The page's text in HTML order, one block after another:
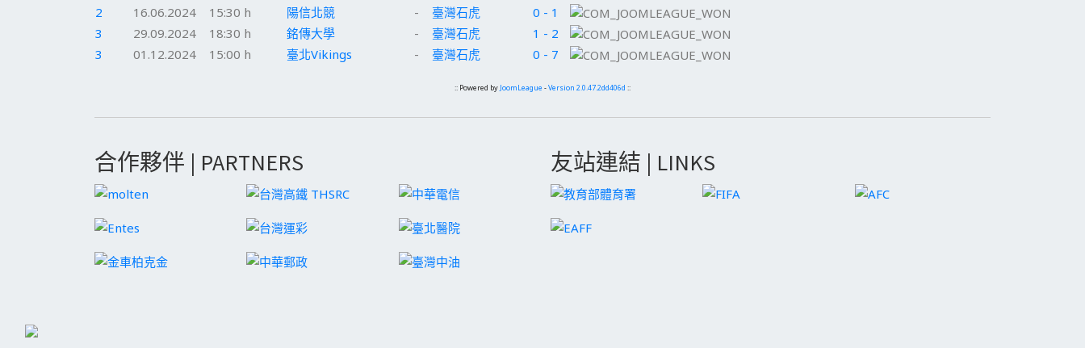
2
16.06.2024 15:30 h 陽信北競 - 臺灣石虎
0 - 1
3
29.09.2024 18:30 h 銘傳大學 - 臺灣石虎
1 - 2
3
01.12.2024 15:00 h 臺北Vikings - 臺灣石虎 0 - 7
:: Powered by JoomLeague -Version 2.0.47.2dd406d ::
合作夥伴 | PARTNERS 友站連結 | LINKS